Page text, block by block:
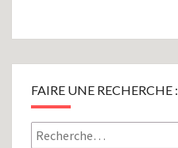
FAIRE UNE RECHERCHE :
Rechercher :